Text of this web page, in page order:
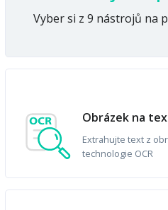
Vyber si z 9 nástrojů na
Obrázek na
Extrahujte text z
technologie OCR